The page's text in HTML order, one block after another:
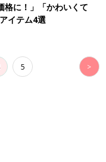
に！」「かわいくて
イテム4選
5 >